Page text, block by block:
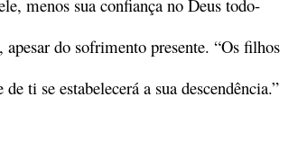
menos sua confiança no Deus todo-
do sofrimento presente. “Os filhos
ti se estabelecerá a sua descendência.”